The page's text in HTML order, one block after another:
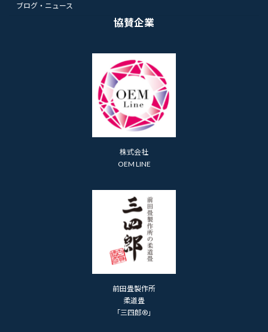
ブログ・ニュース
協賛企業
株式会社
OEM LINE
前田畳製作所
柔道畳
「三四郎®」